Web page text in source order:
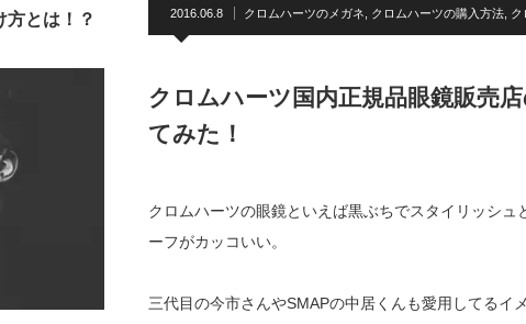
2016.06.8 クロムハーツのメガネ クロムハーツの購入方法 ク
クロムハーツ国内正規品眼鏡販売
てみた！
クロムハーツの眼鏡といえば黒ぶちでスタイリッシ
ーフがカッコいい。
三代目の今市さんやSMAPの中居くんも愛用してるイ
方とは！？